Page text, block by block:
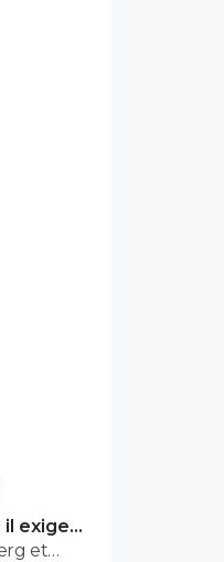
il exige
et